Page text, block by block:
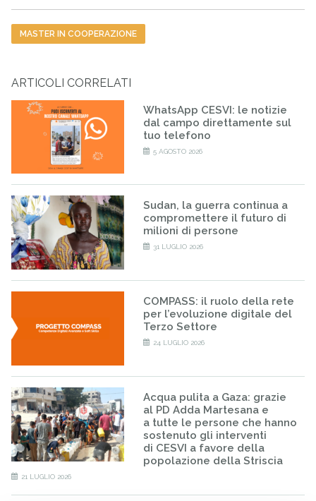
Tag
MASTER IN COOPERAZIONE
ARTICOLI CORRELATI
WhatsApp CESVI: le notizie
dal campo direttamente sul
tuo telefono
5 AGOSTO 2026
Sudan, la guerra continua a
compromettere il futuro di
milioni di persone
31 LUGLIO 2026
COMPASS: il ruolo della rete
per l’evoluzione digitale del
Terzo Settore
24 LUGLIO 2026
Acqua pulita a Gaza: grazie
al PD Adda Martesana e
a tutte le persone che hanno
sostenuto gli interventi
di CESVI a favore della
popolazione della Striscia
21 LUGLIO 2026